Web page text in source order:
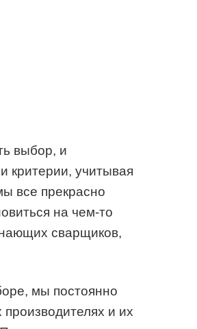
выбор, и
критерии, учитывая
все прекрасно
на чем-то
сварщиков,
мы постоянно
и их